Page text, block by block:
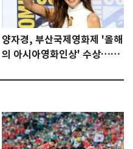
양자경, 부산국제영화제 '올해
의 아시아영화인상' 수상…15